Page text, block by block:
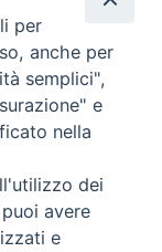
riservati - Vita
per
anche per
semplici",
e
nella
dei
avere
e